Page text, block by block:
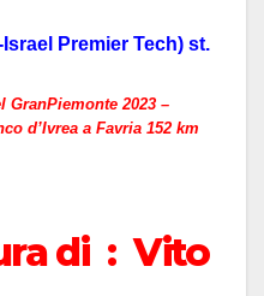
Premier Tech) st.
2023 –
d’Ivrea a Favria 152 km
di : Vito